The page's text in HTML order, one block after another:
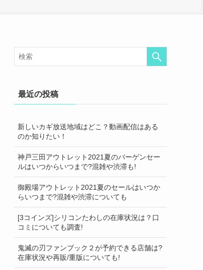
最近の投稿
新しいカギ放送地域はどこ？動画配信はある
のか知りたい！
神戸三田アウトレット2021夏のバーゲンセー
ルはいつからいつまで?混雑や渋滞も!
御殿場アウトレット2021夏のセールはいつか
らいつまで?混雑や渋滞についても
[3コインズ]シリコンたわしの在庫状況は？口
コミについても調査!
鬼滅の刃ファンブック２が予約できる店舗は?
在庫状況や再販/重版についても!